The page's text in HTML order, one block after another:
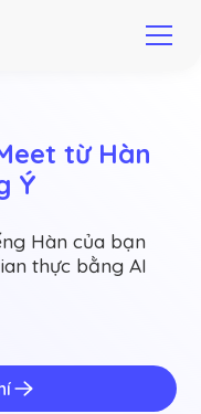
từ Hàn
Ý
Hàn của bạn
thực bằng AI